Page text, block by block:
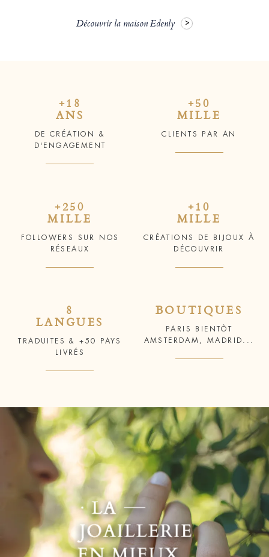
Découvrir la maison Edenly
+18
ANS
DE CRÉATION &
D'ENGAGEMENT
+50
MILLE
CLIENTS PAR AN
+250
MILLE
FOLLOWERS SUR NOS
RÉSEAUX
+10
MILLE
CRÉATIONS DE BIJOUX À
DÉCOUVRIR
8
LANGUES
TRADUITES & +50 PAYS
LIVRÉS
BOUTIQUES
PARIS BIENTÔT
AMSTERDAM, MADRID...